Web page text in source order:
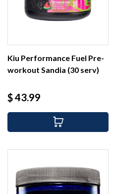
Kiu Performance Fuel Pre-
workout Sandia (30 serv)
Precio
$ 43.99